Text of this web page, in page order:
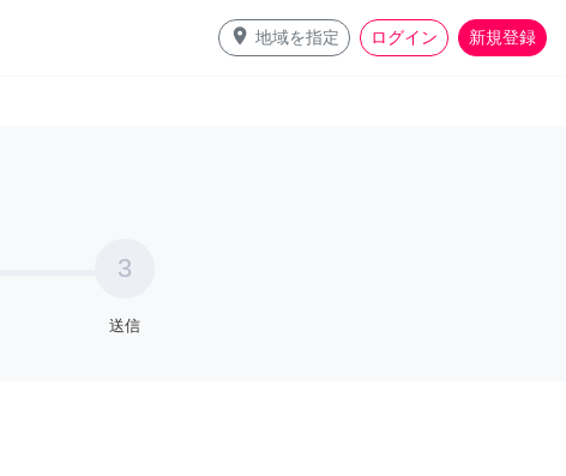
place 地域を指定 ログイン 新規登録
3
送信